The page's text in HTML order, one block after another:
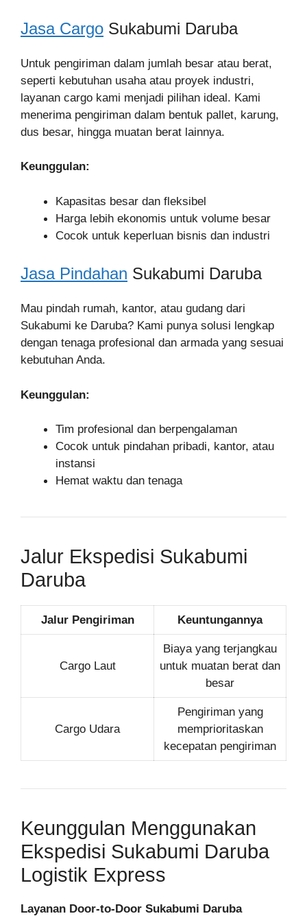
Jasa Cargo Sukabumi Daruba
Untuk pengiriman dalam jumlah besar atau berat,
seperti kebutuhan usaha atau proyek industri,
layanan cargo kami menjadi pilihan ideal. Kami
menerima pengiriman dalam bentuk pallet, karung,
dus besar, hingga muatan berat lainnya.
Keunggulan:
Kapasitas besar dan fleksibel
Harga lebih ekonomis untuk volume besar
Cocok untuk keperluan bisnis dan industri
Jasa Pindahan Sukabumi Daruba
Mau pindah rumah, kantor, atau gudang dari
Sukabumi ke Daruba? Kami punya solusi lengkap
dengan tenaga profesional dan armada yang sesuai
kebutuhan Anda.
Keunggulan:
Tim profesional dan berpengalaman
Cocok untuk pindahan pribadi, kantor, atau
instansi
Hemat waktu dan tenaga
Jalur Ekspedisi Sukabumi
Daruba
Jalur Pengiriman Keuntungannya
Cargo Laut
Biaya yang terjangkau
untuk muatan berat dan
besar
Cargo Udara
Pengiriman yang
memprioritaskan
kecepatan pengiriman
Keunggulan Menggunakan
Ekspedisi Sukabumi Daruba
Logistik Express
Layanan Door-to-Door Sukabumi Daruba